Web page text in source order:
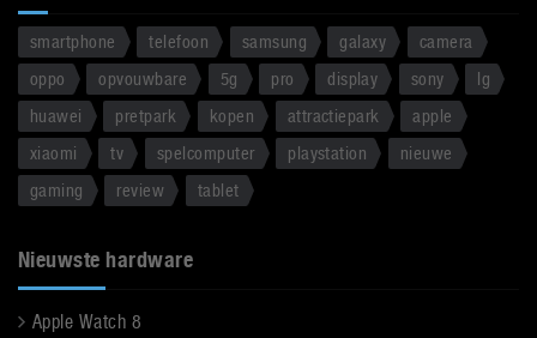
smartphone telefoon samsung galaxy
camera
oppo
opvouwbare 5g pro display sony
lg
huawei
pretpark kopen attractiepark
apple
xiaomi
tv spelcomputer playstation
nieuwe
gaming
review tablet
Nieuwste hardware
Apple Watch 8